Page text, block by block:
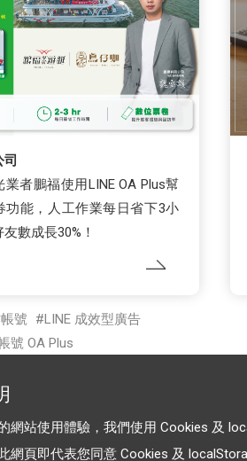
業者鵬福使用LINE OA Plus幫
功能，人工作業每日省下3小
數成長30%！
號
LINE 成效型廣告
號 OA Plus
網站使用體驗，我們使用 Cookies 及
網頁即代表您同意 Cookies 及